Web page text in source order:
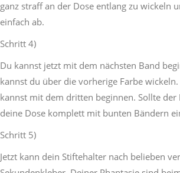
ganz straff an der Dose entlang zu wickeln
einfach ab.
Schritt 4)
Du kannst jetzt mit dem nächsten Band
kannst du über die vorherige Farbe
kannst mit dem dritten beginnen. Sollte
deine Dose komplett mit bunten Bändern
Schritt 5)
Jetzt kann dein Stiftehalter nach belieben